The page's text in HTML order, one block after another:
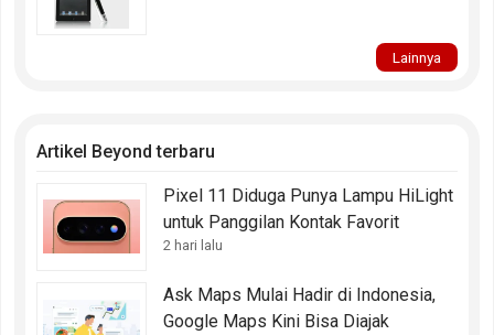
Lainnya
Artikel Beyond terbaru
Pixel 11 Diduga Punya Lampu HiLight
untuk Panggilan Kontak Favorit
2 hari lalu
Ask Maps Mulai Hadir di Indonesia,
Google Maps Kini Bisa Diajak